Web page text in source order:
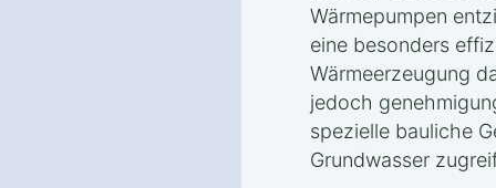
Wärmepumpen
eine besonders
Wärmeerzeugung
jedoch
spezielle bauliche
Grundwasser